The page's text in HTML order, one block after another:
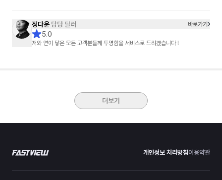
정다운 담당 딜러 바로가기
5.0
저와 연이 닿은 모든 고객분들께 투명함을 서비스로 드리겠습니다 !
더보기
개인정보 처리방침이용약관